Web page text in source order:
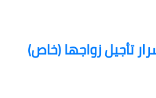
تأجيل زواجها (خاص)